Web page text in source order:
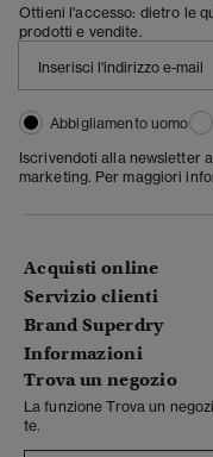
Ottieni l'accesso: dietro le
prodotti e vendite.
Abbigliamento uomo
Iscrivendoti alla newsletter
marketing. Per maggiori
Acquisti online
Servizio clienti
Brand Superdry
Informazioni
Trova un negozio
La funzione Trova un
te.